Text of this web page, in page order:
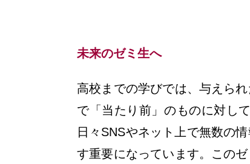
未来のゼミ生へ
高校までの学びでは、与えら
で「当たり前」のものに対し
日々SNSやネット上で無数の
す重要になっています。この